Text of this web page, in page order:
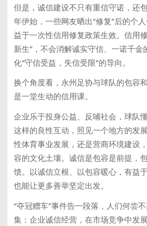
但是，诚信建设不只有重信守诺，还
年伊始，一些网友晒出“修复”后的个
益于一次性信用修复政策生效。信用
新生”，不会消解诚实守信、一诺千金
化“守信受益，失信受限”的导向。
换个角度看，永州足协与球队的包容
是一堂生动的信用课。
企业乐于投身公益、反哺社会，球队
这样的良性互动，照见一个地方的发
性体育事业发展，还是营商环境建设
容的文化土壤。诚信是包容是前提，
馈。以诚信立根、以包容暖心，有益
也能让更多善举坚定出发。
“夺冠赠车”事件告一段落，人们何尝
集：企业诚信经营，在市场竞争中发